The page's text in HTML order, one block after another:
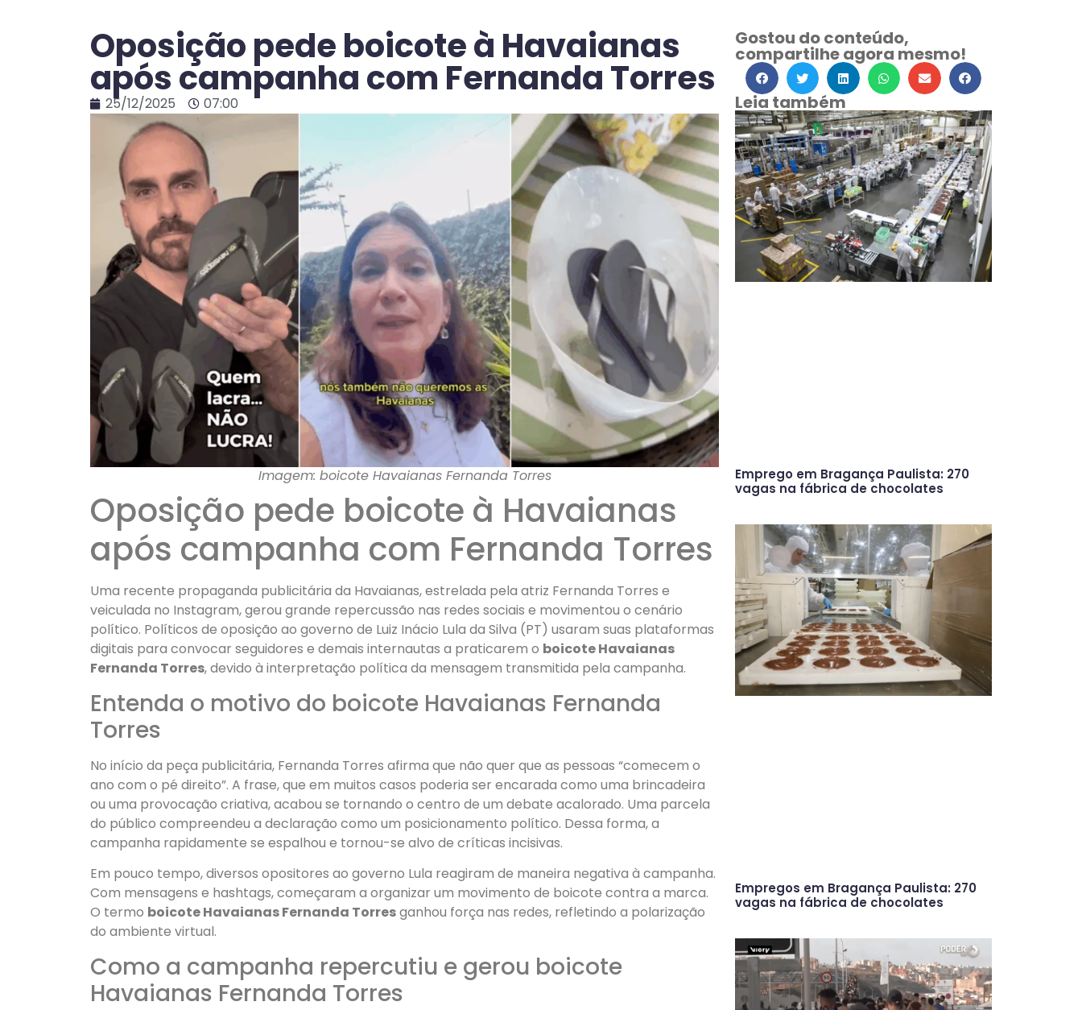
Oposição pede boicote à Havaianas
após campanha com Fernanda Torres
25/12/2025 07:00
Imagem: boicote Havaianas Fernanda Torres
Oposição pede boicote à Havaianas
após campanha com Fernanda Torres
Uma recente propaganda publicitária da Havaianas, estrelada pela atriz Fernanda Torres e
veiculada no Instagram, gerou grande repercussão nas redes sociais e movimentou o cenário
político. Políticos de oposição ao governo de Luiz Inácio Lula da Silva (PT) usaram suas plataformas
digitais para convocar seguidores e demais internautas a praticarem o boicote Havaianas
Fernanda Torres, devido à interpretação política da mensagem transmitida pela campanha.
Entenda o motivo do boicote Havaianas Fernanda
Torres
No início da peça publicitária, Fernanda Torres afirma que não quer que as pessoas “comecem o
ano com o pé direito”. A frase, que em muitos casos poderia ser encarada como uma brincadeira
ou uma provocação criativa, acabou se tornando o centro de um debate acalorado. Uma parcela
do público compreendeu a declaração como um posicionamento político. Dessa forma, a
campanha rapidamente se espalhou e tornou-se alvo de críticas incisivas.
Em pouco tempo, diversos opositores ao governo Lula reagiram de maneira negativa à campanha.
Com mensagens e hashtags, começaram a organizar um movimento de boicote contra a marca.
O termo boicote Havaianas Fernanda Torresganhou força nas redes, refletindo a polarização
do ambiente virtual.
Como a campanha repercutiu e gerou boicote
Havaianas Fernanda Torres
Gostou do conteúdo,
compartilhe agora mesmo!
Leia também
Emprego em Bragança Paulista: 270
vagas na fábrica de chocolates
Empregos em Bragança Paulista: 270
vagas na fábrica de chocolates